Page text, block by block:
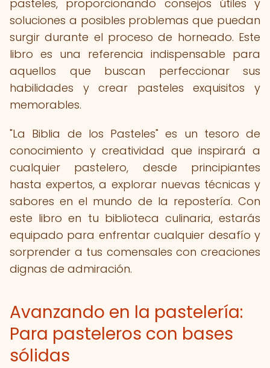
pasteles, proporcionando consejos útiles y
soluciones a posibles problemas que puedan
surgir durante el proceso de horneado. Este
libro es una referencia indispensable para
aquellos que buscan perfeccionar sus
habilidades y crear pasteles exquisitos y
memorables.
"La Biblia de los Pasteles" es un tesoro de
conocimiento y creatividad que inspirará a
cualquier pastelero, desde principiantes
hasta expertos, a explorar nuevas técnicas y
sabores en el mundo de la repostería. Con
este libro en tu biblioteca culinaria, estarás
equipado para enfrentar cualquier desafío y
sorprender a tus comensales con creaciones
dignas de admiración.
Avanzando en la pastelería:
Para pasteleros con bases
sólidas